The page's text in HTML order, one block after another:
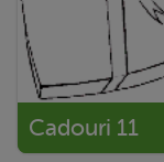
Cadouri 11